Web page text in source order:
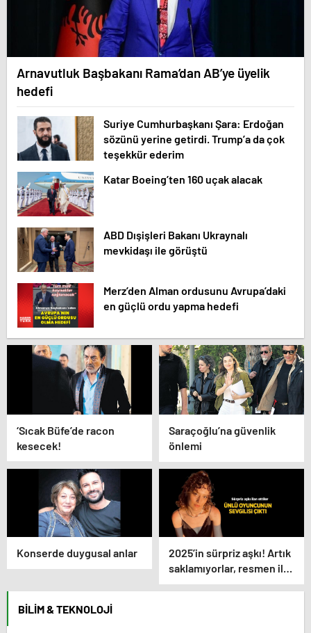
Arnavutluk Başbakanı Rama’dan AB’ye üyelik
hedefi
Suriye Cumhurbaşkanı Şara: Erdoğan
sözünü yerine getirdi. Trump’a da çok
teşekkür ederim
Katar Boeing’ten 160 uçak alacak
ABD Dışişleri Bakanı Ukraynalı
mevkidaşı ile görüştü
Merz’den Alman ordusunu Avrupa’daki
en güçlü ordu yapma hedefi
‘Sıcak Büfe’de racon
kesecek!
Saraçoğlu’na güvenlik
önlemi
Konserde duygusal anlar
2025’in sürpriz aşkı! Artık
saklamıyorlar, resmen ilan
ettiler
BILIM & TEKNOLOJI